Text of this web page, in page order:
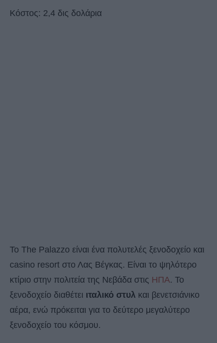
Κόστος: 2,4 δις δολάρια
To The Palazzo είναι ένα πολυτελές ξενοδοχείο και
casino resort στο Λας Βέγκας. Είναι το ψηλότερο
κτίριο στην πολιτεία της Νεβάδα στις ΗΠΑ. Το
ξενοδοχείο διαθέτει ιταλικό στυλ και βενετσιάνικο
αέρα, ενώ πρόκειται για το δεύτερο μεγαλύτερο
ξενοδοχείο του κόσμου.